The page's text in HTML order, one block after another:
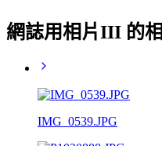
網誌用相片III 的
IMG_0539.JPG